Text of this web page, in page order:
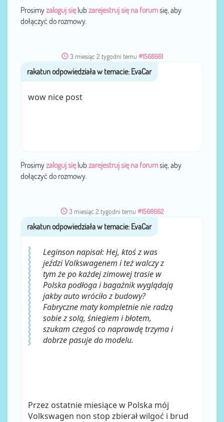
Prosimyzaloguj sięlub zarejestruj się na forumsię, aby
dołączyć do rozmowy.
3 miesiąc 2 tygodni temu #1568661
przez rakatun
wow nice post
Prosimyzaloguj sięlub zarejestruj się na forumsię, aby
dołączyć do rozmowy.
3 miesiąc 2 tygodni temu #1568662
przez rakatun
Leginson napisał: Hej, ktoś z was
jeździ Volkswagenem i też walczy z
tym że po każdej zimowej trasie w
Polska podłoga i bagażnik wyglądają
jakby auto wróciło z budowy?
Fabryczne maty kompletnie nie radzą
sobie z solą, śniegiem i błotem,
szukam czegoś co naprawdę trzyma i
dobrze pasuje do modelu.
Przez ostatnie miesiące w Polska mój
Volkswagen non stop zbierał wilgoć i brud